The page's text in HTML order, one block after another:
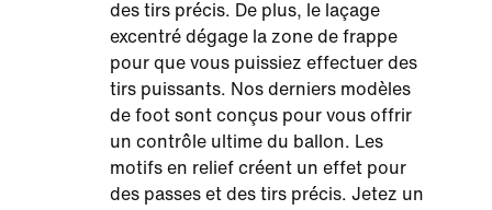
des tirs précis. De plus, le laçage
excentré dégage la zone de frappe
pour que vous puissiez effectuer des
tirs puissants. Nos derniers modèles
de foot sont conçus pour vous offrir
un contrôle ultime du ballon. Les
motifs en relief créent un effet pour
des passes et des tirs précis. Jetez un